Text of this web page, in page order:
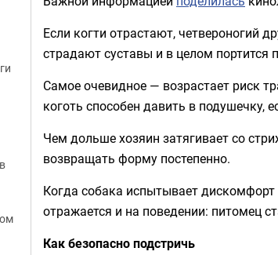
Если когти отрастают, четвероногий
страдают суставы и в целом портится
Самое очевидное — возрастает риск
коготь способен давить в подушечку,
Чем дольше хозяин затягивает со
возвращать форму постепенно.
Когда собака испытывает
отражается и на поведении: питомец
Как безопасно подстричь